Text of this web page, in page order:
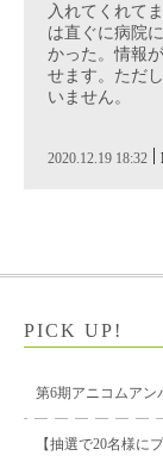
入れてくれて
は直ぐに病院
かった。情報
せます。ただ
いません。
2020.12.19 18:32 |
PICK UP!
第6期アニコムアン
【抽選で20名様に